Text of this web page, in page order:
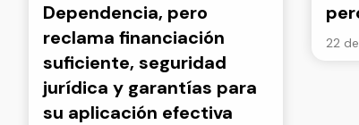
Dependencia, pero
reclama financiación
suficiente, seguridad
jurídica y garantías para
su aplicación efectiva
22